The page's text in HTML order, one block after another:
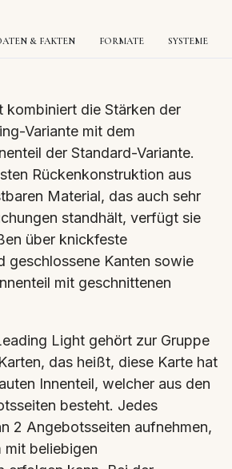
& FAKTEN FORMATE SYSTEME
kombiniert die Stärken der
Variante mit dem
der Standard-Variante.
Rückenkonstruktion aus
Material, das auch sehr
standhält, verfügt sie
über knickfeste
geschlossene Kanten sowie
mit geschnittenen
Light gehört zur Gruppe
das heißt, diese Karte hat
Innenteil, welcher aus den
besteht. Jedes
2 Angebotsseiten aufnehmen,
mit beliebigen